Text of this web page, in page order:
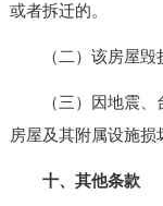
或者拆迁的。
（二）该房屋毁损
（三）因地震、台
房屋及其附属设施损
十、其他条款